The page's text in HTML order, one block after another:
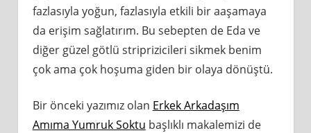
fazlasıyla yoğun, fazlasıyla etkili bir aaşamaya
da erişim sağlatırım. Bu sebepten de Eda ve
diğer güzel götlü striprizicileri sikmek benim
çok ama çok hoşuma giden bir olaya dönüştü.
Bir önceki yazımız olan Erkek Arkadaşım
Amıma Yumruk Soktu başlıklı makalemizi de